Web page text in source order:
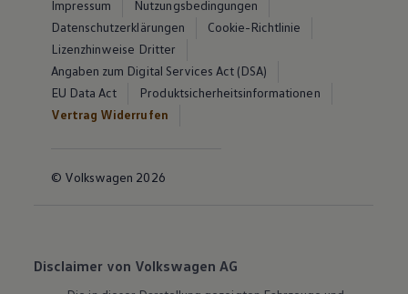
Impressum
Nutzungsbedingungen
Datenschutzerklärungen
Cookie-Richtlinie
Lizenzhinweise Dritter
Angaben zum Digital Services Act (DSA)
EU Data Act
Produktsicherheitsinformationen
Vertrag Widerrufen
© Volkswagen 2026
Disclaimer von Volkswagen AG